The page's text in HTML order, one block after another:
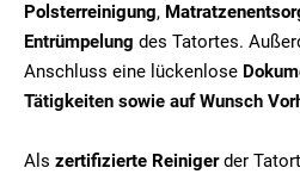
Polsterreinigung,
Entrümpelung des Tatortes.
Anschluss eine lückenlose
Tätigkeiten sowie auf Wunsch
Als zertifizierte Reinigerder